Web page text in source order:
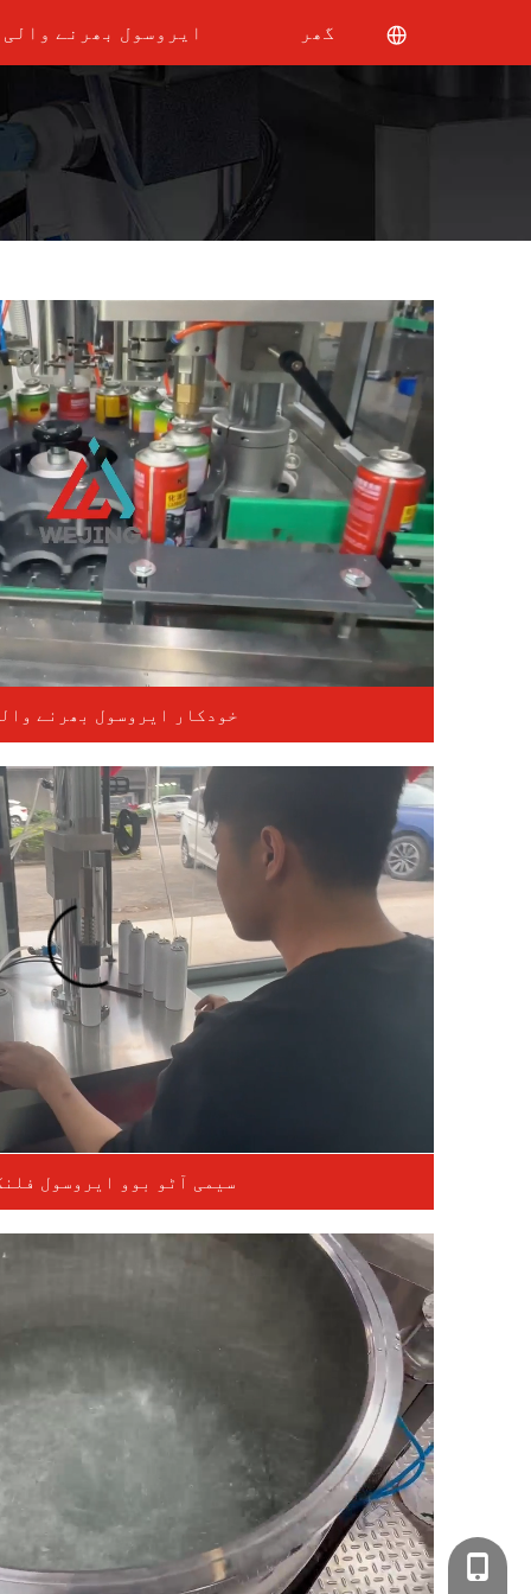
گھر ایروسول بھرنے
خودکار ایروسول بھرنے
سیمی آٹو بوو ایروسول
+86-